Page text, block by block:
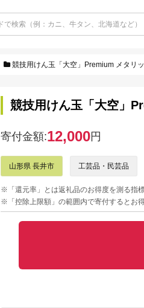
競技用けん玉「大空」Premium メタリ
競技用けん玉「大空」
寄付金額:12,000円
山形県 長井市 工芸品・民芸品
※「還元率」とは返礼品のお得度を測る指
※「控除上限額」の範囲内で寄付するとお